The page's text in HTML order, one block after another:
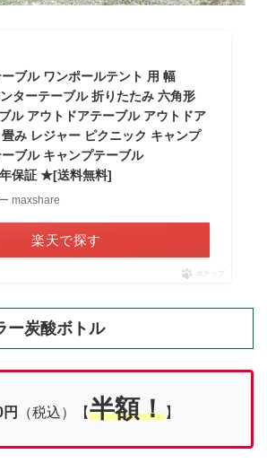
ブル ワンポールテント 用 幅
ターテーブル 折りたたみ 六角形
ル アウトドアテーブル アウトドア
み レジャー ピクニック キャンプ
ブル キャンプテーブル
保証 ★[送料無料]
maxshare
楽天で探す
ポチップ
ー炭酸ボトル
円 （税込）【半額！】